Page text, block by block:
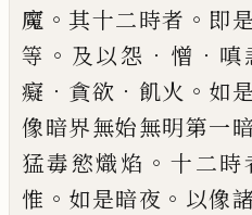
魔 。其十二時者 。 即
等 。 及以怨 ． 憎 ． 嗔
癡 ． 貪欲 ． 飢火 。 如
像暗界無始無明第一
猛毒慾熾焰 。 十二時
惟 。 如是暗夜 。 以像